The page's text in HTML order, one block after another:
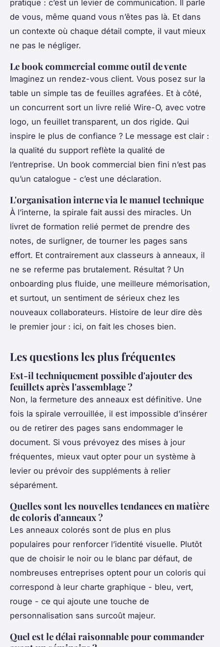
pratique : c’est un levier de communication. Il parle
de vous, même quand vous n’êtes pas là. Et dans
un contexte où chaque détail compte, il vaut mieux
ne pas le négliger.
Le book commercial comme outil de vente
Imaginez un rendez-vous client. Vous posez sur la
table un simple tas de feuilles agrafées. Et à côté,
un concurrent sort un livre relié Wire-O, avec votre
logo, un feuillet transparent, un dos rigide. Qui
inspire le plus de confiance ? Le message est clair :
la qualité du support reflète la qualité de
l’entreprise. Un book commercial bien fini n’est pas
qu’un catalogue - c’est une déclaration.
L'organisation interne via le manuel technique
À l’interne, la spirale fait aussi des miracles. Un
livret de formation relié permet de prendre des
notes, de surligner, de tourner les pages sans
effort. Et contrairement aux classeurs à anneaux, il
ne se referme pas brutalement. Résultat ? Un
onboarding plus fluide, une meilleure mémorisation,
et surtout, un sentiment de sérieux chez les
nouveaux collaborateurs. Histoire de leur dire dès
le premier jour : ici, on fait les choses bien.
Les questions les plus fréquentes
Est-il techniquement possible d'ajouter des
feuillets après l'assemblage ?
Non, la fermeture des anneaux est définitive. Une
fois la spirale verrouillée, il est impossible d’insérer
ou de retirer des pages sans endommager le
document. Si vous prévoyez des mises à jour
fréquentes, mieux vaut opter pour un système à
levier ou prévoir des suppléments à relier
séparément.
Quelles sont les nouvelles tendances en matière
de coloris d'anneaux ?
Les anneaux colorés sont de plus en plus
populaires pour renforcer l’identité visuelle. Plutôt
que de choisir le noir ou le blanc par défaut, de
nombreuses entreprises optent pour un coloris qui
correspond à leur charte graphique - bleu, vert,
rouge - ce qui ajoute une touche de
personnalisation sans surcoût majeur.
Quel est le délai raisonnable pour commander